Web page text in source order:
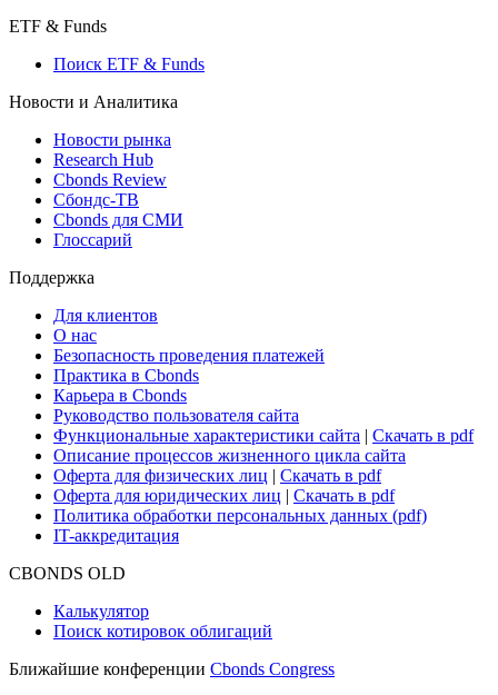
ETF & Funds
Поиск ETF & Funds
Новости и Аналитика
Новости рынка
Research Hub
Cbonds Review
Сбондс-ТВ
Cbonds для СМИ
Глоссарий
Поддержка
Для клиентов
О нас
Безопасность проведения платежей
Практика в Cbonds
Карьера в Cbonds
Руководство пользователя сайта
Функциональные характеристики сайта | Скачать в pdf
Описание процессов жизненного цикла сайта
Оферта для физических лиц | Скачать в pdf
Оферта для юридических лиц | Скачать в pdf
Политика обработки персональных данных (pdf)
IT-аккредитация
CBONDS OLD
Калькулятор
Поиск котировок облигаций
Ближайшие конференции Cbonds Congress